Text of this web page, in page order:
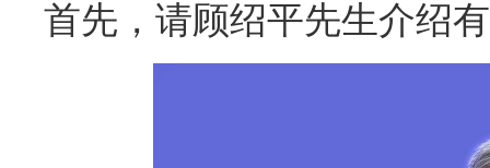
首先，请顾绍平先生介绍